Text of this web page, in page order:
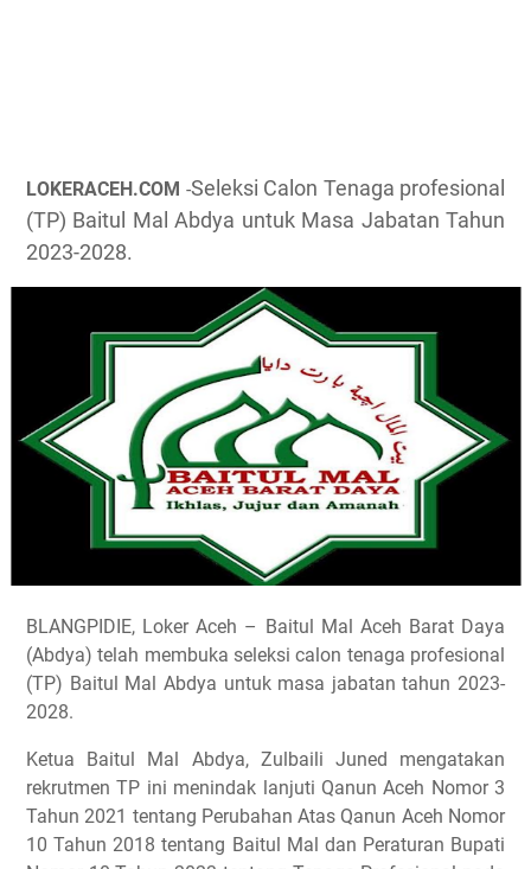
LOKERACEH.COM -Seleksi Calon Tenaga profesional
(TP) Baitul Mal Abdya untuk Masa Jabatan Tahun
2023-2028.
BLANGPIDIE, Loker Aceh – Baitul Mal Aceh Barat Daya
(Abdya) telah membuka seleksi calon tenaga profesional
(TP) Baitul Mal Abdya untuk masa jabatan tahun 2023-
2028.
Ketua Baitul Mal Abdya, Zulbaili Juned mengatakan
rekrutmen TP ini menindak lanjuti Qanun Aceh Nomor 3
Tahun 2021 tentang Perubahan Atas Qanun Aceh Nomor
10 Tahun 2018 tentang Baitul Mal dan Peraturan Bupati